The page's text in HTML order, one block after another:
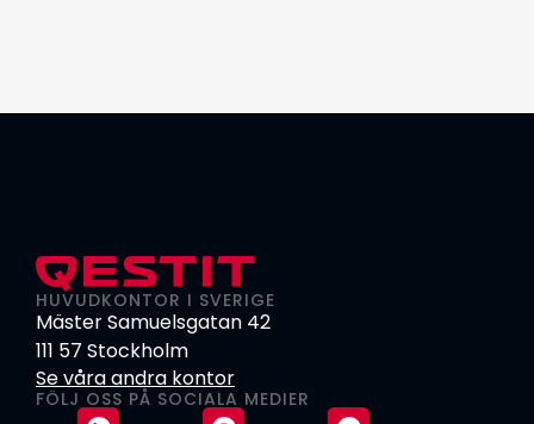
HUVUDKONTOR I SVERIGE
Mäster Samuelsgatan 42
111 57 Stockholm
Se våra andra kontor
FÖLJ OSS PÅ SOCIALA MEDIER